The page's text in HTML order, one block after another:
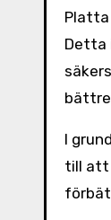
Detta
bättre
I
till att